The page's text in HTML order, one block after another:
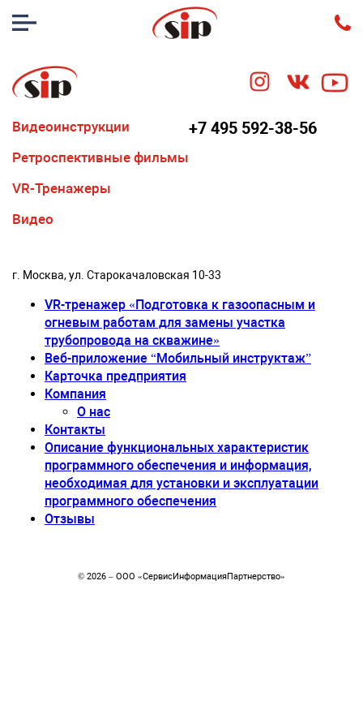
Видеоинструкции
Ретроспективные фильмы
VR-Тренажеры
Видео
+7 495 592-38-56
г. Москва, ул. Старокачаловская 10-33
VR-тренажер «Подготовка к газоопасным и
огневым работам для замены участка
трубопровода на скважине»
Веб-приложение “Мобильный инструктаж”
Карточка предприятия
Компания
О нас
Контакты
Описание функциональных характеристик
программного обеспечения и информация,
необходимая для установки и эксплуатации
программного обеспечения
Отзывы
© 2026 – ООО «CервисИнформацияПартнерство»